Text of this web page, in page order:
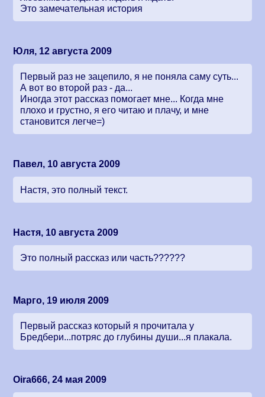
Это замечательная история
Юля, 12 августа 2009
Первый раз не зацепило, я не поняла саму суть...
А вот во второй раз - да...
Иногда этот рассказ помогает мне... Когда мне
плохо и грустно, я его читаю и плачу, и мне
становится легче=)
Павел, 10 августа 2009
Настя, это полный текст.
Настя, 10 августа 2009
Это полный рассказ или часть??????
Марго, 19 июля 2009
Первый рассказ который я прочитала у
Бредбери...потряс до глубины души...я плакала.
Oira666, 24 мая 2009